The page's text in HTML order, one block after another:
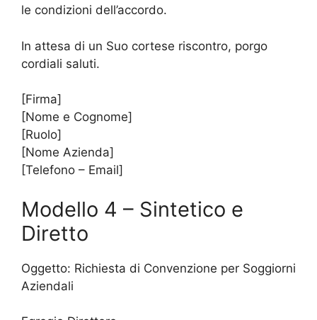
le condizioni dell’accordo.
In attesa di un Suo cortese riscontro, porgo
cordiali saluti.
[Firma]
[Nome e Cognome]
[Ruolo]
[Nome Azienda]
[Telefono – Email]
Modello 4 – Sintetico e
Diretto
Oggetto: Richiesta di Convenzione per Soggiorni
Aziendali